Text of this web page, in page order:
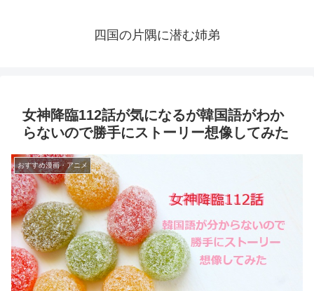
四国の片隅に潜む姉弟
女神降臨112話が気になるが韓国語がわか
らないので勝手にストーリー想像してみた
おすすめ漫画・アニメ